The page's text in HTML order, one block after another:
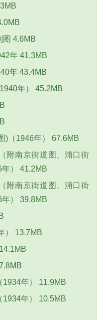
图 4.6MB
年 41.3MB
年 43.4MB
年） 45.2MB
)（1946年） 67.6MB
附南京街道图、浦口街
） 41.2MB
附南京街道图、浦口街
） 39.8MB
） 13.7MB
年） 11.9MB
年） 10.5MB